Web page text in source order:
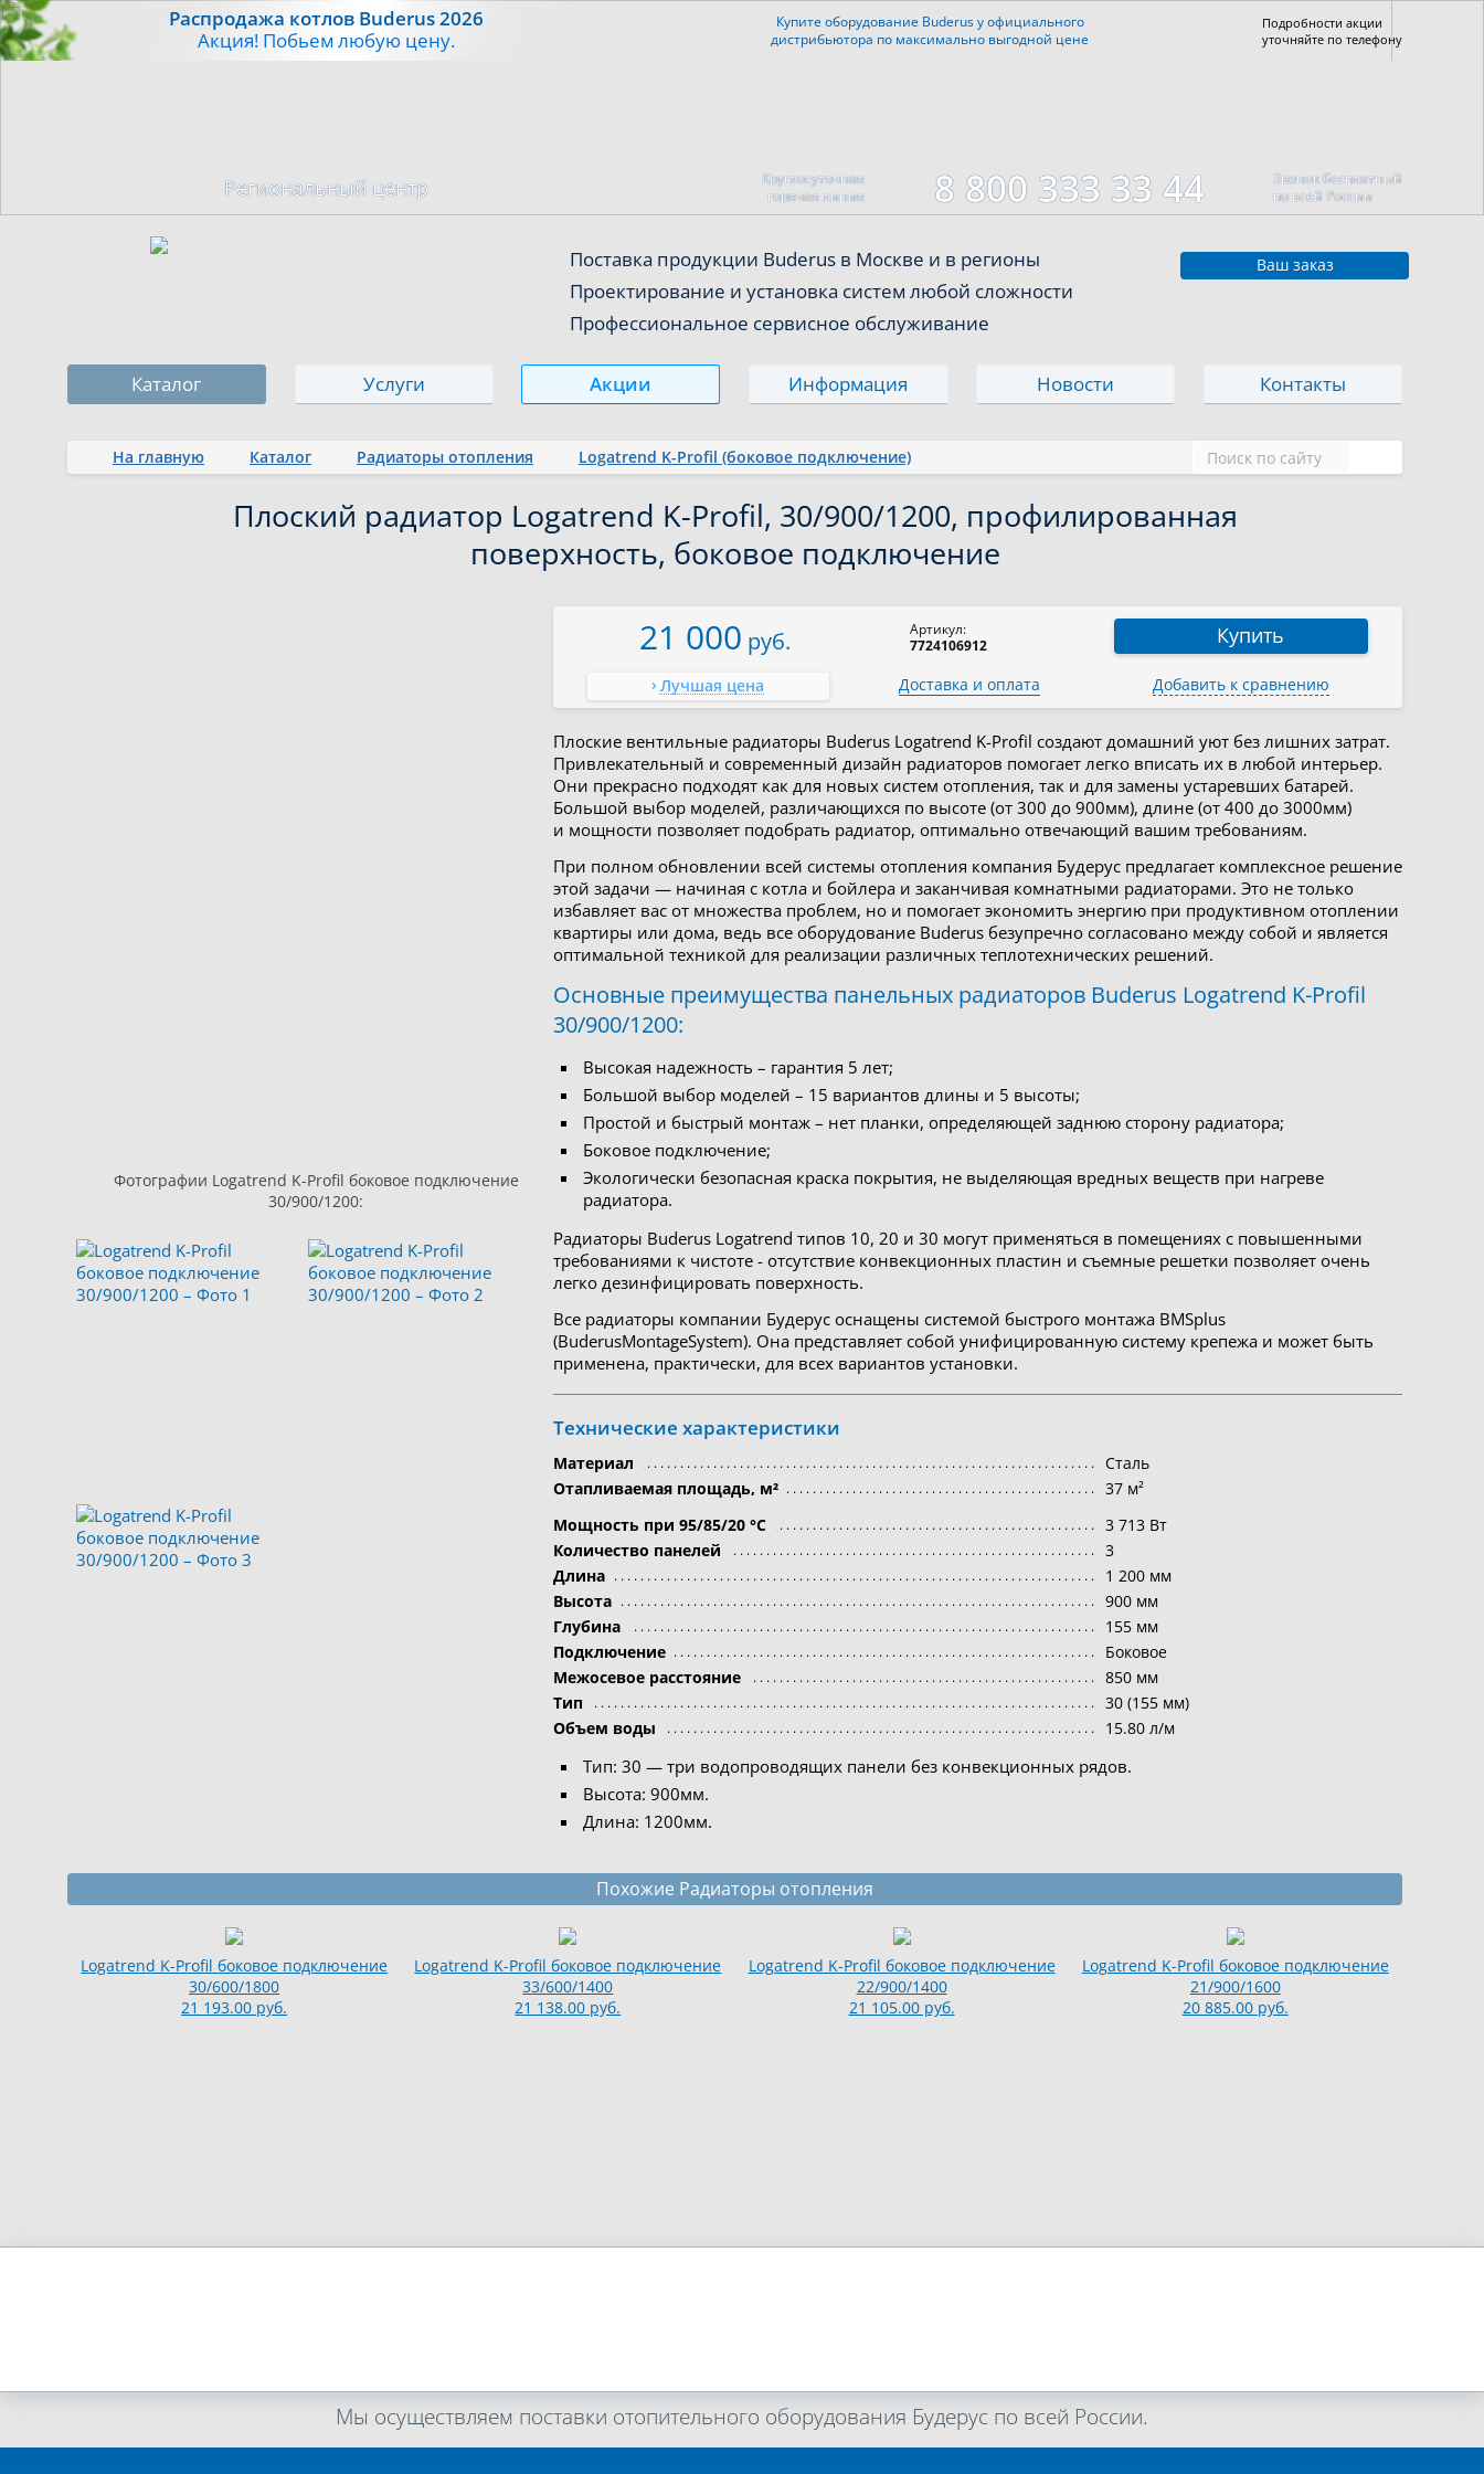
Распродажа котлов Buderus 2026
Акция! Побьем любую цену.
Купите оборудование Buderusу официального
дистрибьютора по максимально выгодной цене
Подробности акции
уточняйте по телефону
Региональный центр
Круглосуточная
горячая линия
8 800 333 33 44
Звонок бесплатный
по всей России
Поставка продукции Buderus в Москве и в регионы
Проектирование и установка систем любой сложности
Профессиональное сервисное обслуживание
Ваш заказ
Каталог Услуги Акции Информация Новости Контакты
На главную Каталог Радиаторы отопления Logatrend K-Profil (боковое подключение)
Плоский радиатор Logatrend K-Profil, 30/900/1200, профилированная
поверхность, боковое подключение
21 000 руб.
Артикул:
7724106912
Купить
Лучшая цена Доставка и оплата Добавить к сравнению
Фотографии Logatrend K-Profil боковое подключение
30/900/1200:
Плоские вентильные радиаторы Buderus Logatrend K-Profil создают домашний уют без лишних затрат.
Привлекательный и современный дизайн радиаторов помогает легко вписать их в любой интерьер.
Они прекрасно подходят как для новых систем отопления, так и для замены устаревших батарей.
Большой выбор моделей, различающихся по высоте (от 300 до 900мм), длине (от 400 до 3000мм)
и мощности позволяет подобрать радиатор, оптимально отвечающий вашим требованиям.
При полном обновлении всей системы отопления компания Будерус предлагает комплексное решение
этой задачи — начиная с котла и бойлера и заканчивая комнатными радиаторами. Это не только
избавляет вас от множества проблем, но и помогает экономить энергию при продуктивном отоплении
квартиры или дома, ведь все оборудование Buderus безупречно согласовано между собой и является
оптимальной техникой для реализации различных теплотехнических решений.
Основные преимущества панельных радиаторов Buderus Logatrend K-Profil
30/900/1200:
Высокая надежность – гарантия 5 лет;
Большой выбор моделей – 15 вариантов длины и 5 высоты;
Простой и быстрый монтаж – нет планки, определяющей заднюю сторону радиатора;
Боковое подключение;
Экологически безопасная краска покрытия, не выделяющая вредных веществ при нагреве
радиатора.
Радиаторы Buderus Logatrend типов 10, 20 и 30 могут применяться в помещениях с повышенными
требованиями к чистоте - отсутствие конвекционных пластин и съемные решетки позволяет очень
легко дезинфицировать поверхность.
Все радиаторы компании Будерус оснащены системой быстрого монтажа BMSplus
(BuderusMontageSystem). Она представляет собой унифицированную систему крепежа и может быть
применена, практически, для всех вариантов установки.
Технические характеристики
Материал
Сталь
Отапливаемая площадь, м²
37 м²
Мощность при 95/85/20 °C
3 713 Вт
Количество панелей
3
Длина
1 200 мм
Высота
900 мм
Глубина
155 мм
Подключение
Боковое
Межосевое расстояние
850 мм
Тип
30 (155 мм)
Объем воды
15.80 л/м
Тип: 30 — три водопроводящих панели без конвекционных рядов.
Высота: 900мм.
Длина: 1200мм.
Похожие Радиаторы отопления
Logatrend K-Profil боковое подключение
30/600/1800
21 193.00 руб.
Logatrend K-Profil боковое подключение
33/600/1400
21 138.00 руб.
Logatrend K-Profil боковое подключение
22/900/1400
21 105.00 руб.
Logatrend K-Profil боковое подключение
21/900/1600
20 885.00 руб.
Мы осуществляем поставки отопительного оборудования Будерус по всей России.